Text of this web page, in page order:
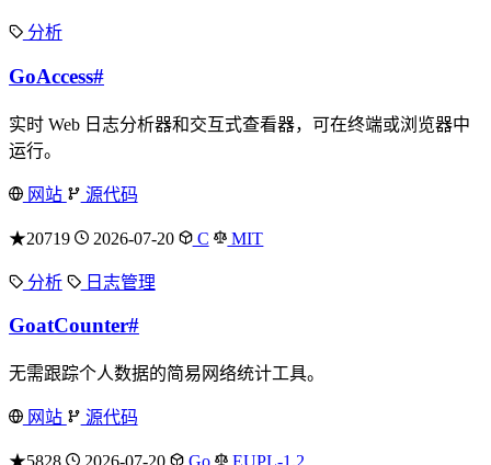
分析
GoAccess#
实时 Web 日志分析器和交互式查看器，可在终端或浏览器中
运行。
网站 源代码
★20719 2026-07-20 C MIT
分析 日志管理
GoatCounter#
无需跟踪个人数据的简易网络统计工具。
网站 源代码
★5828 2026-07-20 Go EUPL-1.2